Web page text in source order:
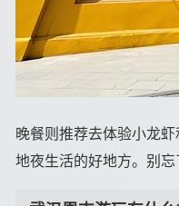
晚餐则推荐去体验小龙
地夜生活的好地方。别